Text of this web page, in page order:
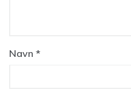
Navn *